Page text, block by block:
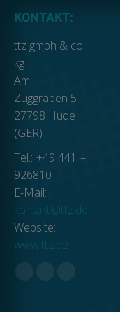
KONTAKT:
ttz gmbh & co.
kg
Am
Zuggraben 5
27798 Hude
(GER)
Tel.: +49 441 –
926810
E-Mail:
kontakt@ttz.de
Website:
www.ttz.de